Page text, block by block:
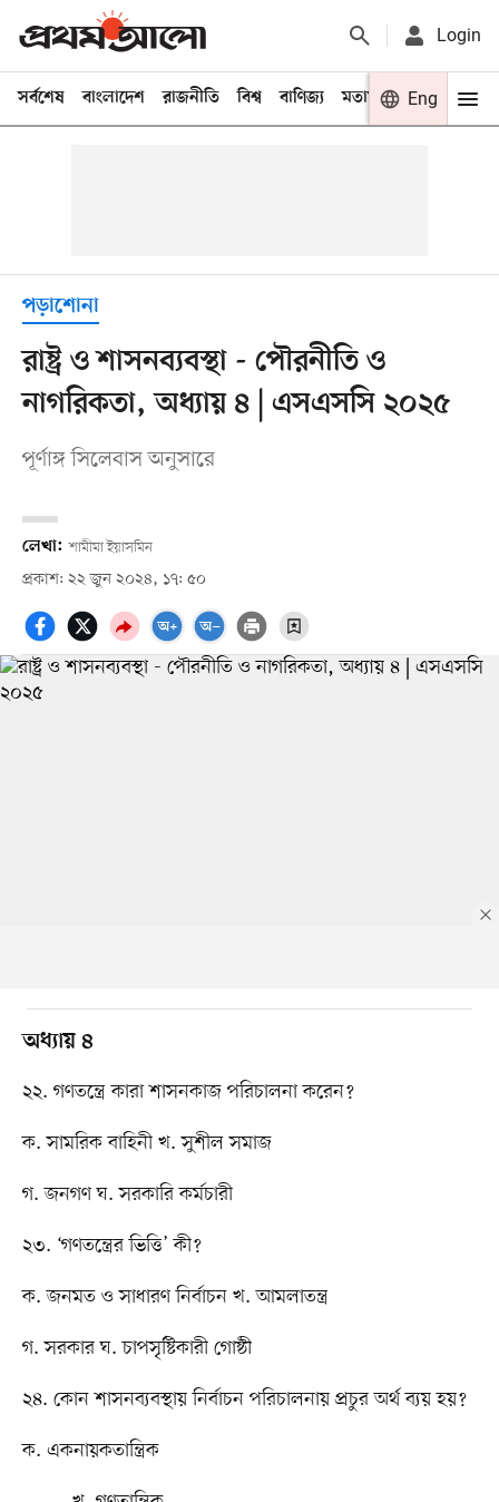
Login
সর্বশেষ বাংলাদেশ রাজনীতি বিশ্ব বাণিজ্য মতামত খেলা
Eng
পড়াশোনা
রাষ্ট্র ও শাসনব্যবস্থা - পৌরনীতি ও
নাগরিকতা, অধ্যায় ৪ | এসএসসি ২০২৫
পূর্ণাঙ্গ সিলেবাস অনুসারে
লেখা: শামীমা ইয়াসমিন
প্রকাশ: ২২ জুন ২০২৪, ১৭: ৫০
অধ্যায় ৪
২২. গণতন্ত্রে কারা শাসনকাজ পরিচালনা করেন?
ক. সামরিক বাহিনী খ. সুশীল সমাজ
গ. জনগণ ঘ. সরকারি কর্মচারী
২৩. ‘গণতন্ত্রের ভিত্তি’ কী?
ক. জনমত ও সাধারণ নির্বাচন খ. আমলাতন্ত্র
গ. সরকার ঘ. চাপসৃষ্টিকারী গোষ্ঠী
২৪. কোন শাসনব্যবস্থায় নির্বাচন পরিচালনায় প্রচুর অর্থ ব্যয় হয়?
ক. একনায়কতান্ত্রিক